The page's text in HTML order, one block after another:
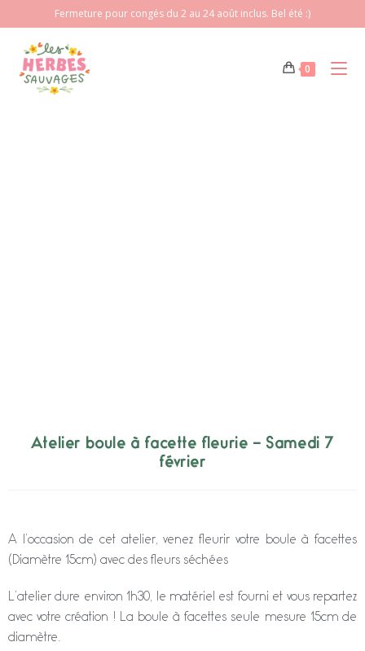
Fermeture pour congés du 2 au 24 août inclus. Bel été :)
0
Atelier boule à facette fleurie – Samedi 7
février
A l’occasion de cet atelier, venez fleurir votre boule à facettes
(Diamètre 15cm) avec des fleurs séchées
L’atelier dure environ 1h30, le matériel est fourni et vous repartez
avec votre création ! La boule à facettes seule mesure 15cm de
diamètre.